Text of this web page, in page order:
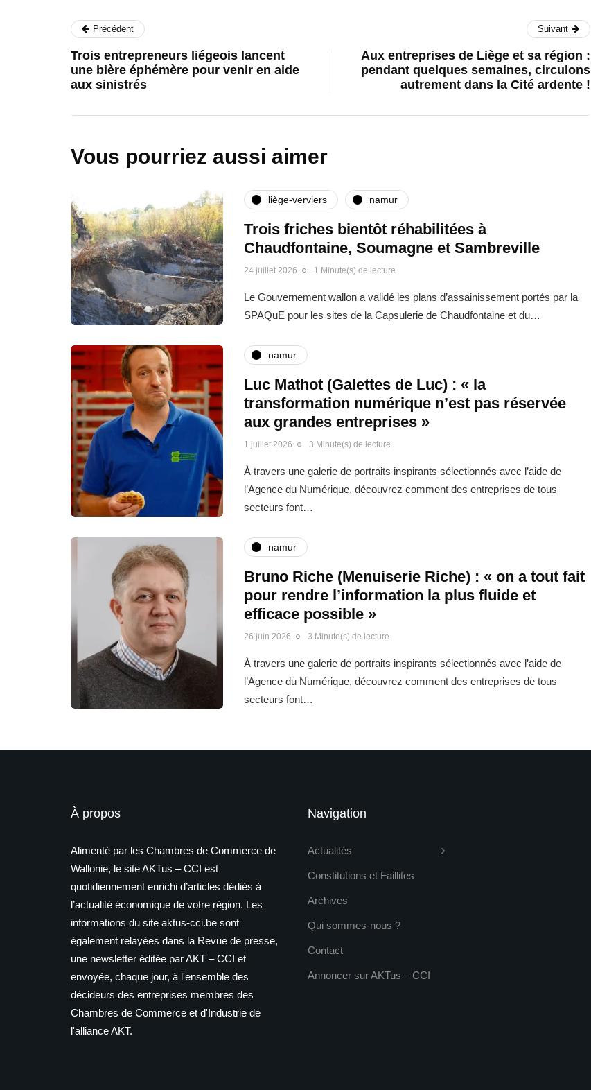
Précédent
Trois entrepreneurs liégeois lancent
une bière éphémère pour venir en aide
aux sinistrés
Suivant
Aux entreprises de Liège et sa région :
pendant quelques semaines, circulons
autrement dans la Cité ardente !
Vous pourriez aussi aimer
liège-verviers namur
Trois friches bientôt réhabilitées à
Chaudfontaine, Soumagne et Sambreville
24 juillet 2026 1 Minute(s) de lecture
Le Gouvernement wallon a validé les plans d’assainissement portés par la
SPAQuE pour les sites de la Capsulerie de Chaudfontaine et du…
namur
Luc Mathot (Galettes de Luc) : « la
transformation numérique n’est pas réservée
aux grandes entreprises »
1 juillet 2026 3 Minute(s) de lecture
À travers une galerie de portraits inspirants sélectionnés avec l’aide de
l’Agence du Numérique, découvrez comment des entreprises de tous
secteurs font…
namur
Bruno Riche (Menuiserie Riche) : « on a tout fait
pour rendre l’information la plus fluide et
efficace possible »
26 juin 2026 3 Minute(s) de lecture
À travers une galerie de portraits inspirants sélectionnés avec l’aide de
l’Agence du Numérique, découvrez comment des entreprises de tous
secteurs font…
À propos
Alimenté par les Chambres de Commerce de
Wallonie, le site AKTus – CCI est
quotidiennement enrichi d’articles dédiés à
l’actualité économique de votre région. Les
informations du site aktus-cci.be sont
également relayées dans la Revue de presse,
une newsletter éditée par AKT – CCI et
envoyée, chaque jour, à l'ensemble des
décideurs des entreprises membres des
Chambres de Commerce et d'Industrie de
l'alliance AKT.
Navigation
Actualités
Constitutions et Faillites
Archives
Qui sommes-nous ?
Contact
Annoncer sur AKTus – CCI